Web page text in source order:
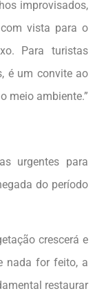
improvisados,
vista para o
Para turistas
é um convite ao
meio ambiente.”
urgentes para
do período
crescerá e
nada for feito, a
restaurar